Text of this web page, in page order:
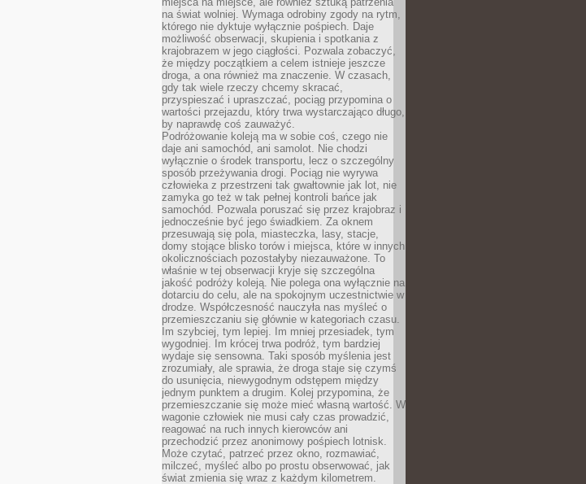
na świat wolniej. Wymaga odrobiny zgody na rytm,
którego nie dyktuje wyłącznie pośpiech. Daje
możliwość obserwacji, skupienia i spotkania z
krajobrazem w jego ciągłości. Pozwala zobaczyć,
że między początkiem a celem istnieje jeszcze
droga, a ona również ma znaczenie. W czasach,
gdy tak wiele rzeczy chcemy skracać,
przyspieszać i upraszczać, pociąg przypomina o
wartości przejazdu, który trwa wystarczająco długo,
by naprawdę coś zauważyć.
Podróżowanie koleją ma w sobie coś, czego nie
daje ani samochód, ani samolot. Nie chodzi
wyłącznie o środek transportu, lecz o szczególny
sposób przeżywania drogi. Pociąg nie wyrywa
człowieka z przestrzeni tak gwałtownie jak lot, nie
zamyka go też w tak pełnej kontroli bańce jak
samochód. Pozwala poruszać się przez krajobraz i
jednocześnie być jego świadkiem. Za oknem
przesuwają się pola, miasteczka, lasy, stacje,
domy stojące blisko torów i miejsca, które w innych
okolicznościach pozostałyby niezauważone. To
właśnie w tej obserwacji kryje się szczególna
jakość podróży koleją. Nie polega ona wyłącznie na
dotarciu do celu, ale na spokojnym uczestnictwie w
drodze. Współczesność nauczyła nas myśleć o
przemieszczaniu się głównie w kategoriach czasu.
Im szybciej, tym lepiej. Im mniej przesiadek, tym
wygodniej. Im krócej trwa podróż, tym bardziej
wydaje się sensowna. Taki sposób myślenia jest
zrozumiały, ale sprawia, że droga staje się czymś
do usunięcia, niewygodnym odstępem między
jednym punktem a drugim. Kolej przypomina, że
przemieszczanie się może mieć własną wartość. W
wagonie człowiek nie musi cały czas prowadzić,
reagować na ruch innych kierowców ani
przechodzić przez anonimowy pośpiech lotnisk.
Może czytać, patrzeć przez okno, rozmawiać,
milczeć, myśleć albo po prostu obserwować, jak
świat zmienia się wraz z każdym kilometrem.